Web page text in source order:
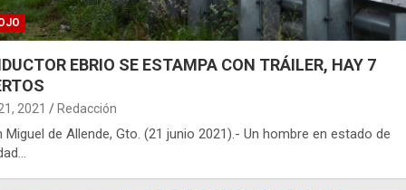
EBRIO SE ESTAMPA CON TRÁILER, HAY 7
2021 Redacción
Miguel de Allende, Gto. (21 junio 2021).- Un hombre en estado de